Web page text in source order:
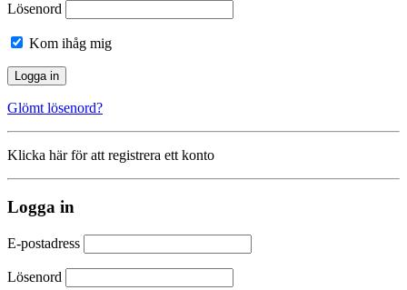
Lösenord
Kom ihåg mig
Glömt lösenord?
Klicka här för att registrera ett konto
Logga in
E-postadress
Lösenord